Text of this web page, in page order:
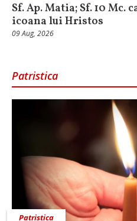
Sf. Ap. Matia; Sf. 10 Mc.
icoana lui Hristos
09 Aug, 2026
Patristica
Patristica